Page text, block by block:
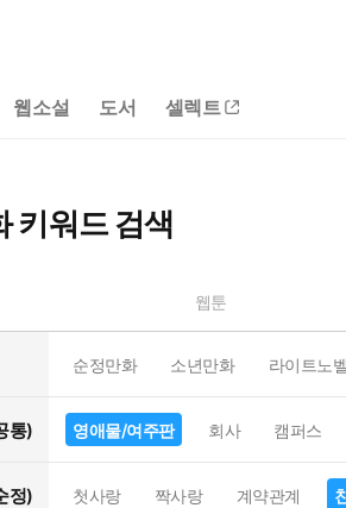
웹소설 도서 셀렉트
키워드 검색
웹툰
순정만화 소년만화 라이트노벨
통) 영애물/여주판 회사 캠퍼스
정) 첫사랑 짝사랑 계약관계